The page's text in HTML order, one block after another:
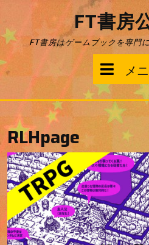
テ
ン
ツ
へ
FT書房
FT書房はゲームブックを専門
メ
RLHpage